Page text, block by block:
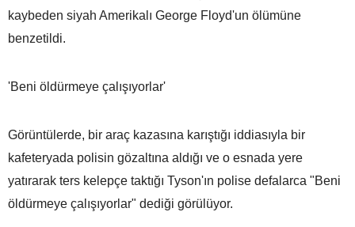
kaybeden siyah Amerikalı George Floyd'un ölümüne
benzetildi.
'Beni öldürmeye çalışıyorlar'
Görüntülerde, bir araç kazasına karıştığı iddiasıyla bir
kafeteryada polisin gözaltına aldığı ve o esnada yere
yatırarak ters kelepçe taktığı Tyson'ın polise defalarca "Beni
öldürmeye çalışıyorlar" dediği görülüyor.